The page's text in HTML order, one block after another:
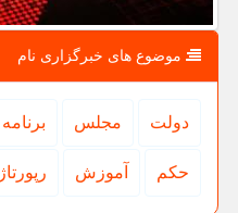
موضوع های خبرگزاری نام
دولت مجلس برنامه
حكم آموزش رپورتاژ